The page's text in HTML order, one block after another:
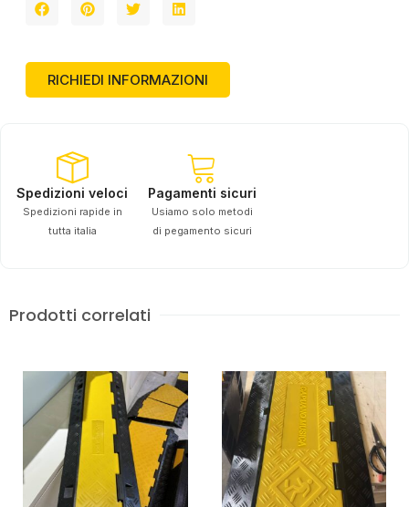
RICHIEDI INFORMAZIONI
Spedizioni veloci
Spedizioni rapide in
tutta italia
Pagamenti sicuri
Usiamo solo metodi
di pegamento sicuri
Prodotti correlati